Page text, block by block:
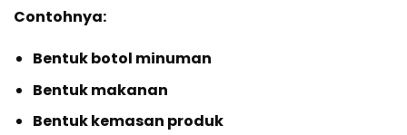
Contohnya:
Bentuk botol minuman
Bentuk makanan
Bentuk kemasan produk